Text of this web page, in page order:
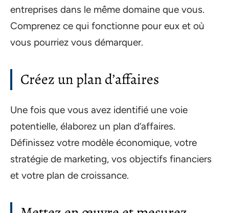
entreprises dans le même domaine que vous.
Comprenez ce qui fonctionne pour eux et où
vous pourriez vous démarquer.
Créez un plan d’affaires
Une fois que vous avez identifié une voie
potentielle, élaborez un plan d’affaires.
Définissez votre modèle économique, votre
stratégie de marketing, vos objectifs financiers
et votre plan de croissance.